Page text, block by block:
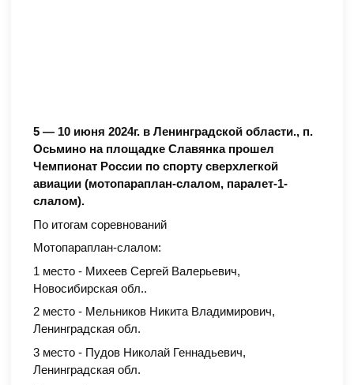
5 — 10 июня 2024г. в Ленинградской области., п.
Осьмино на площадке Славянка прошел
Чемпионат России по спорту сверхлегкой
авиации (мотопараплан-слалом, паралет-1-
слалом).
По итогам соревнований
Мотопараплан-слалом:
1 место - Михеев Сергей Валерьевич,
Новосибирская обл..
2 место - Мельников Никита Владимирович,
Ленинградская обл.
3 место - Пудов Николай Геннадьевич,
Ленинградская обл.